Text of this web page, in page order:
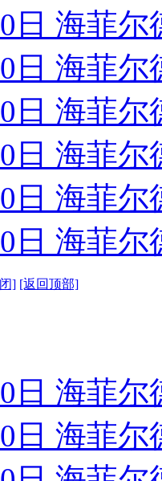
日 海菲
日 海菲
日 海菲
日 海菲
日 海菲
日 海菲
] [返回顶部]
日 海菲
日 海菲